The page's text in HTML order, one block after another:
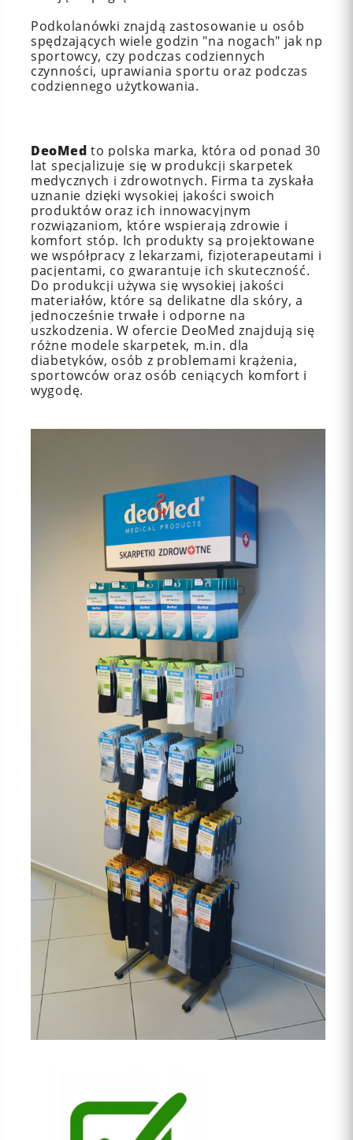
Podkolanówki znajdą zastosowanie u osób
spędzających wiele godzin "na nogach" jak np
sportowcy, czy podczas codziennych
czynności, uprawiania sportu oraz podczas
codziennego użytkowania.
DeoMed to polska marka, która od ponad 30
lat specjalizuje się w produkcji skarpetek
medycznych i zdrowotnych. Firma ta zyskała
uznanie dzięki wysokiej jakości swoich
produktów oraz ich innowacyjnym
rozwiązaniom, które wspierają zdrowie i
komfort stóp. Ich produkty są projektowane
we współpracy z lekarzami, fizjoterapeutami i
pacjentami, co gwarantuje ich skuteczność.
Do produkcji używa się wysokiej jakości
materiałów, które są delikatne dla skóry, a
jednocześnie trwałe i odporne na
uszkodzenia. W ofercie DeoMed znajdują się
różne modele skarpetek, m.in. dla
diabetyków, osób z problemami krążenia,
sportowców oraz osób ceniących komfort i
wygodę.